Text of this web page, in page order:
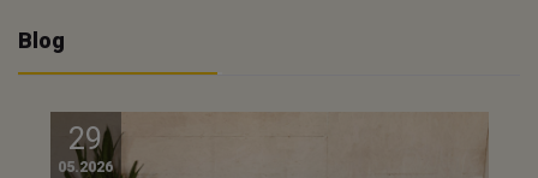
Blog
29
05.2026